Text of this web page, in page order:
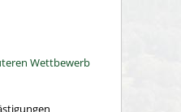
Wettbewerb